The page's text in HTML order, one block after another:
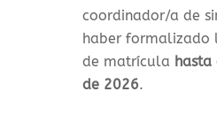
coordinador/a de
haber formalizado
de matrícula hasta
de 2026.